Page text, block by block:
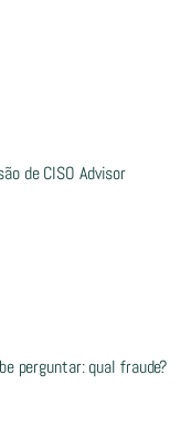
de CISO Advisor
perguntar: qual fraude?